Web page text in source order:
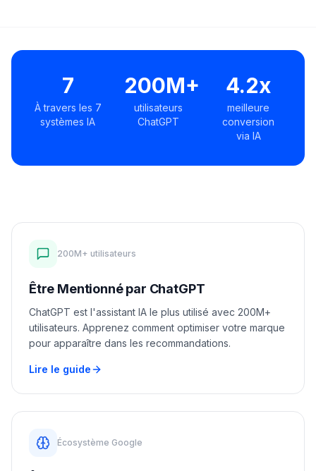
7
À travers les 7
systèmes IA
200M+
utilisateurs
ChatGPT
4.2x
meilleure
conversion
via IA
200M+ utilisateurs
Être Mentionné par ChatGPT
ChatGPT est l'assistant IA le plus utilisé avec 200M+
utilisateurs. Apprenez comment optimiser votre marque
pour apparaître dans les recommandations.
Lire le guide
Écosystème Google